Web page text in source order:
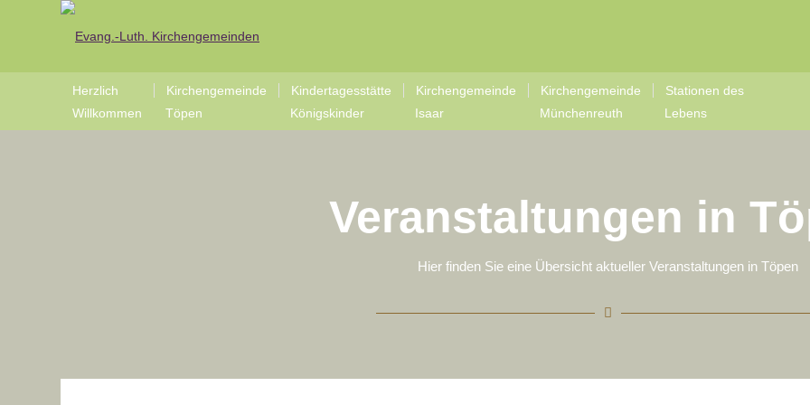
Herzlich
Willkommen
Kirchengemeinde
Töpen
Kindertagesstätte
Königskinder
Kirchengemeinde
Isaar
Kirchengemeinde
Münchenreuth
Stationen des
Lebens
Veranstaltungen in
Hier finden Sie eine Übersicht aktueller Veranstaltungen in Töpen